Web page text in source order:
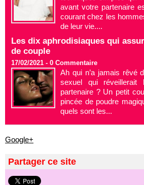
avant votre partenaire
courant chez les
de leur vie....
Les dix aphrodisiaques qui
de couple
17/02/2021 - 0 Commentaire
Ah qui n’a jamais rêvé
sexuel qui
partenaire ? Un petit
pincée de poudre
quels sont les...
Google+
Partager ce site